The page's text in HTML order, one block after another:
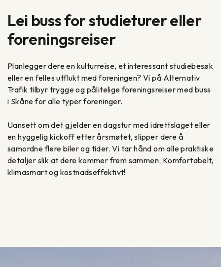
Lei buss for studieturer eller
foreningsreiser
Planlegger dere en kulturreise, et interessant studiebesøk
eller en felles utflukt med foreningen? Vi på Alternativ
Trafik tilbyr trygge og pålitelige foreningsreiser med buss
i Skåne for alle typer foreninger.
Uansett om det gjelder en dagstur med idrettslaget eller
en hyggelig kickoff etter årsmøtet, slipper dere å
samordne flere biler og tider. Vi tar hånd om alle praktiske
detaljer slik at dere kommer frem sammen. Komfortabelt,
klimasmart og kostnadseffektivt!